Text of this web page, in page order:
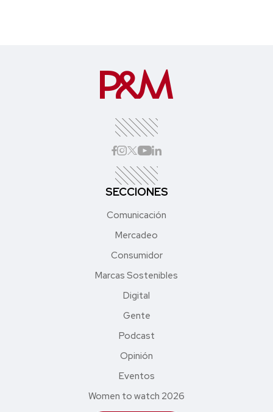
SECCIONES
Comunicación
Mercadeo
Consumidor
Marcas Sostenibles
Digital
Gente
Podcast
Opinión
Eventos
Women to watch 2026